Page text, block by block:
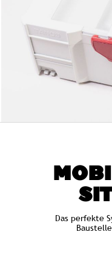
Das perfekte